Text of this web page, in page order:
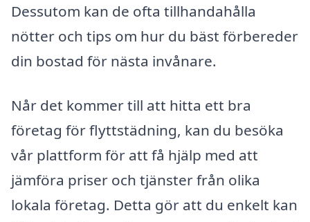
Dessutom kan de ofta tillhandahålla
nötter och tips om hur du bäst förbereder
din bostad för nästa invånare.
Når det kommer till att hitta ett bra
företag för flyttstädning, kan du besöka
vår plattform för att få hjälp med att
jämföra priser och tjänster från olika
lokala företag. Detta gör att du enkelt kan